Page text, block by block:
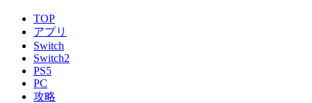
TOP
アプリ
Switch
Switch2
PS5
PC
攻略